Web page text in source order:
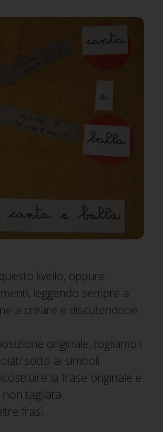
livello, oppure
leggendo sempre a
a creare e discutendone
originale, togliamo i
sotto ai simboli
la frase originale e
tagliata
frasi.